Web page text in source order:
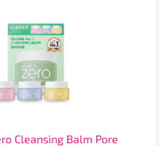
Cleansing Balm Pore